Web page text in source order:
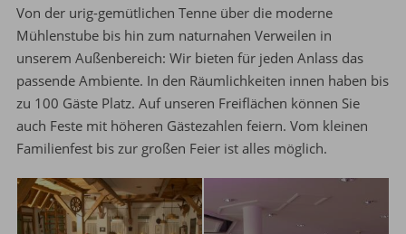
Von der urig-gemütlichen Tenne über die moderne
Mühlenstube bis hin zum naturnahen Verweilen in
unserem Außenbereich: Wir bieten für jeden Anlass das
passende Ambiente. In den Räumlichkeiten innen haben bis
zu 100 Gäste Platz. Auf unseren Freiflächen können Sie
auch Feste mit höheren Gästezahlen feiern. Vom kleinen
Familienfest bis zur großen Feier ist alles möglich.